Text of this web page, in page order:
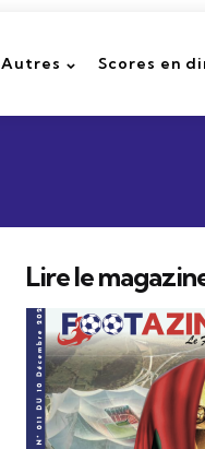
Autres Scores en
Lire le